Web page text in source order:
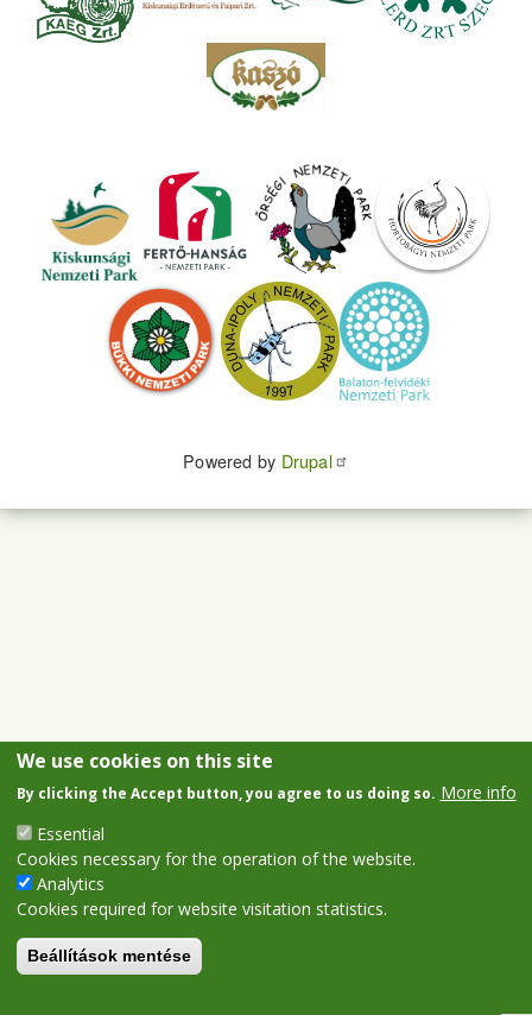
Powered by Drupal
We use cookies on this site
By clicking the Accept button, you agree to us doing so. More info
Essential
Cookies necessary for the operation of the website.
Analytics
Cookies required for website visitation statistics.
Beállítások mentése